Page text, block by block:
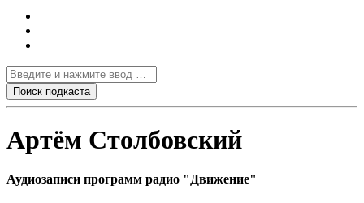
Артём Столбовский
Аудиозаписи программ радио "Движение"